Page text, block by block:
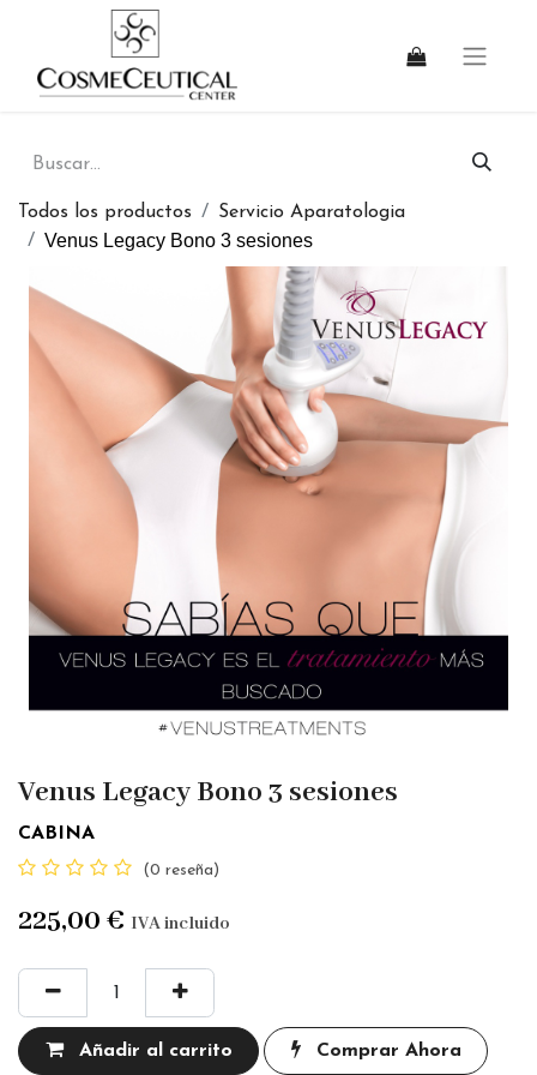
Todos los productos Servicio Aparatologia
Venus Legacy Bono 3 sesiones
Venus Legacy Bono 3 sesiones
CABINA
(0 reseña)
225,00 € IVA incluido
Añadir al carrito Comprar Ahora